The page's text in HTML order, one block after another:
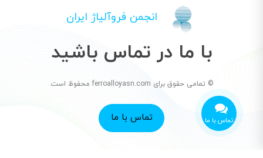
تماس با ما
انجمن فروآلیاژ ایران
با ما در تماس باشید
© تمامی حقوق برای ferroalloyasn.com محفوظ است.
تماس با ما